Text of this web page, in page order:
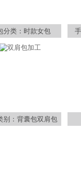
分类：时款女包
别：背囊包双肩包